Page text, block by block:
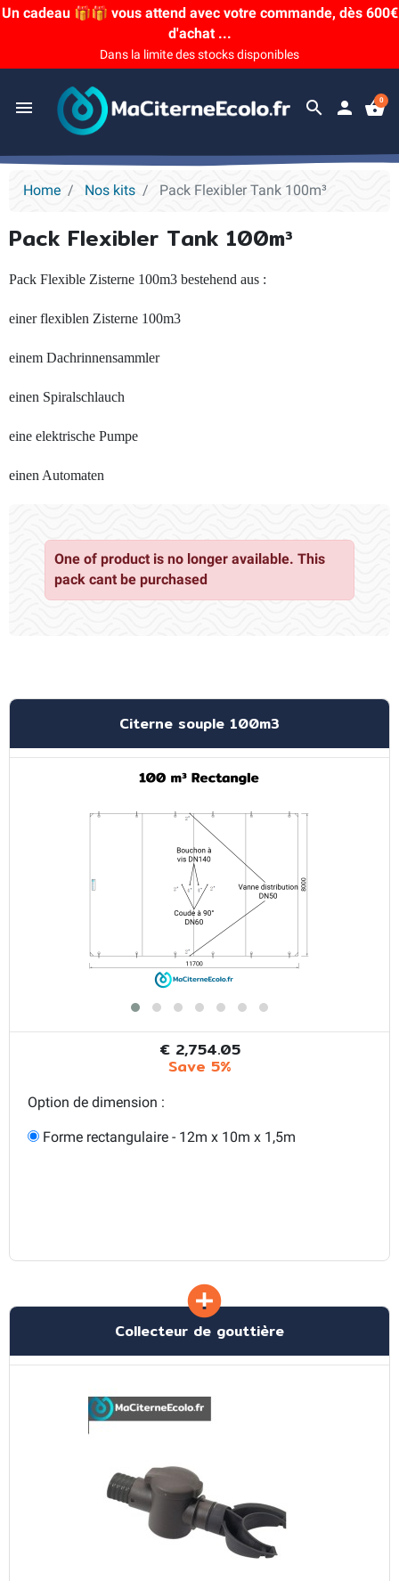
Un cadeau 🎁🎁 vous attend avec votre commande, dès 600€
d'achat ...
Dans la limite des stocks disponibles
menu search person shopping_basket
0
Home Nos kits Pack Flexibler Tank 100m³
Pack Flexibler Tank 100m³
Pack Flexible Zisterne 100m3 bestehend aus :
einer flexiblen Zisterne 100m3
einem Dachrinnensammler
einen Spiralschlauch
eine elektrische Pumpe
einen Automaten
One of product is no longer available. This
pack cant be purchased
Citerne souple 100m3
€ 2,754.05
Save 5%
Option de dimension :
Forme rectangulaire - 12m x 10m x 1,5m
Collecteur de gouttière